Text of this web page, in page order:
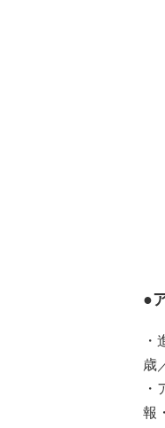
●
歳
報